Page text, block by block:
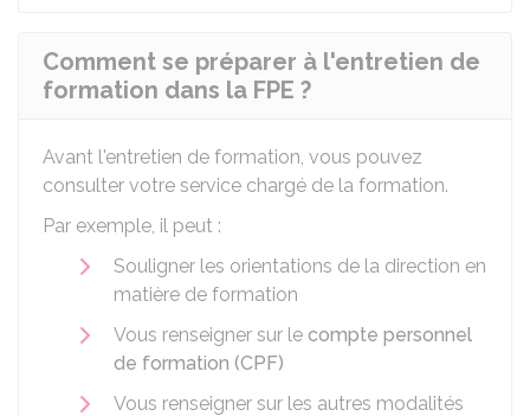
Comment se préparer à l'entretien de
formation dans la FPE ?
Avant l'entretien de formation, vous pouvez
consulter votre service chargé de la formation.
Par exemple, il peut :
Souligner les orientations de la direction en
matière de formation
Vous renseigner sur le compte personnel
de formation (CPF)
Vous renseigner sur les autres modalités